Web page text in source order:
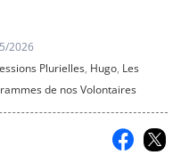
!
2026
Plurielles, Hugo, Les
de nos Volontaires